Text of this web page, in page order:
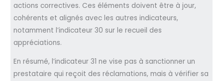
actions correctives. Ces éléments doivent être à jour,
cohérents et alignés avec les autres indicateurs,
notamment l’indicateur 30 sur le recueil des
appréciations.
En résumé, l’indicateur 31 ne vise pas à sanctionner un
prestataire qui reçoit des réclamations, mais à vérifier sa